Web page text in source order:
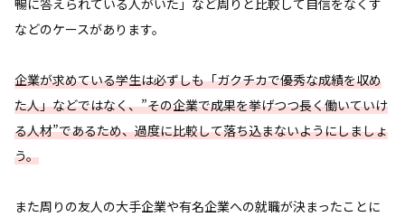
暢に答えられている人がいた」など周りと比較して自信をなくす
などのケースがあります。
企業が求めている学生は必ずしも「ガクチカで優秀な成績を収め
た人」などではなく、”その企業で成果を挙げつつ長く働いていけ
る人材”であるため、過度に比較して落ち込まないようにしましょ
う。
また周りの友人の大手企業や有名企業への就職が決まったことに